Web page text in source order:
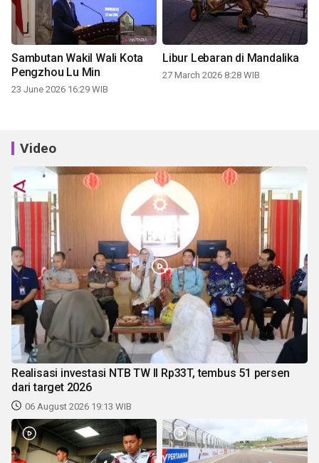
Sambutan Wakil Wali Kota
Pengzhou Lu Min
23 June 2026 16:29 WIB
Libur Lebaran di Mandalika
27 March 2026 8:28 WIB
Video
Realisasi investasi NTB TW II Rp33T, tembus 51 persen
dari target 2026
06 August 2026 19:13 WIB